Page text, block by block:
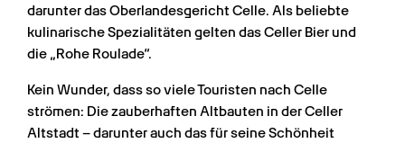
darunter das Oberlandesgericht Celle. Als beliebte
kulinarische Spezialitäten gelten das Celler Bier und
die „Rohe Roulade“.
Kein Wunder, dass so viele Touristen nach Celle
strömen: Die zauberhaften Altbauten in der Celler
Altstadt – darunter auch das für seine Schönheit